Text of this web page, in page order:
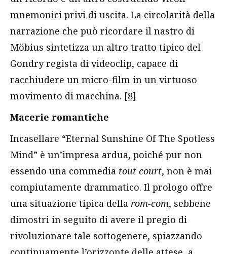
mnemonici privi di uscita. La circolarità della
narrazione che può ricordare il nastro di
Möbius sintetizza un altro tratto tipico del
Gondry regista di videoclip, capace di
racchiudere un micro-film in un virtuoso
movimento di macchina. [8]
Macerie romantiche
Incasellare “Eternal Sunshine Of The Spotless
Mind” è un’impresa ardua, poiché pur non
essendo una commedia tout court, non è mai
compiutamente drammatico. Il prologo offre
una situazione tipica della rom-com, sebbene
dimostri in seguito di avere il pregio di
rivoluzionare tale sottogenere, spiazzando